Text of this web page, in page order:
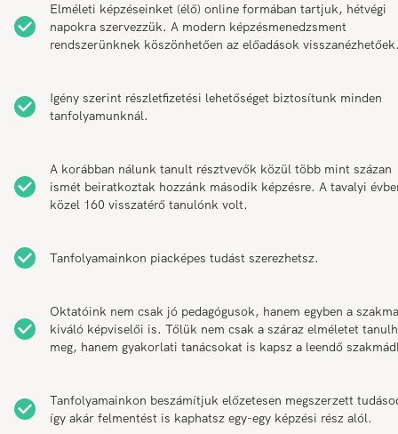
Elméleti képzéseinket (élő) online formában tartjuk, hétvégi
napokra szervezzük. A modern képzésmenedzsment
rendszerünknek köszönhetően az előadások
Igény szerint részletfizetési lehetőséget biztosítunk minden
tanfolyamunknál.
A korábban nálunk tanult résztvevők közül több mint százan
ismét beiratkoztak hozzánk második képzésre. A tavalyi
közel 160 visszatérő tanulónk volt.
Tanfolyamainkon piacképes tudást szerezhetsz.
Oktatóink nem csak jó pedagógusok, hanem egyben a szakma
kiváló képviselői is. Tőlük nem csak a száraz elméletet
meg, hanem gyakorlati tanácsokat is kapsz a leendő
Tanfolyamainkon beszámítjuk előzetesen megszerzett
így akár felmentést is kaphatsz egy-egy képzési rész alól.